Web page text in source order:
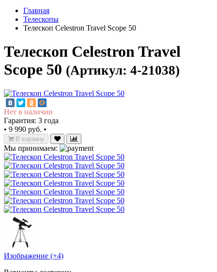
Главная
Телескопы
Телескоп Celestron Travel Scope 50
Телескоп Celestron Travel
Scope 50 (Артикул: 4-21038)
Нет в наличии
Гарантия: 3 года
• 9 990 руб. •
В корзину
Мы принимаем:
Изображение (+4)